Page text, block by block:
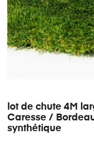
lot de chute 4M
Caresse /
synthétique